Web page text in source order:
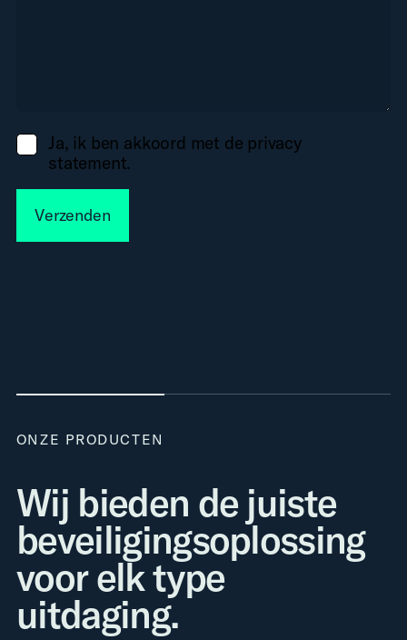
Ja, ik ben akkoord met de privacy
statement.
Verzenden
ONZE PRODUCTEN
Wij bieden de juiste
beveiligingsoplossing
voor elk type
uitdaging.